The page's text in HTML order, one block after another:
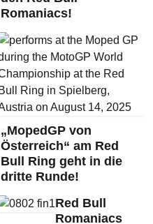
Romaniacs!
„MopedGP von
Österreich“ am Red
Bull Ring geht in die
dritte Runde!
Red Bull
Romaniacs